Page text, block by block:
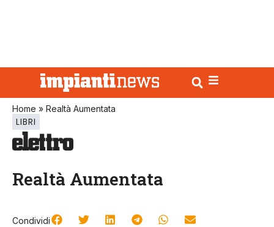
Home » Realtà Aumentata
LIBRI
Realtà Aumentata
Condividi